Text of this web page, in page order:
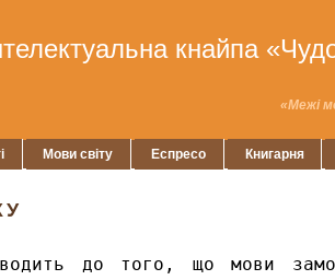
кнайпа
«Межі
Мови світу Еспресо Книгарня
до того, що мови